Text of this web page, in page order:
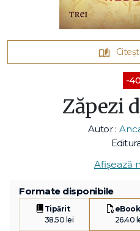
-
Zăpezi
Autor :
Afișează
Formate disponibile
Tipărit
38.50 lei
eBook
26.40